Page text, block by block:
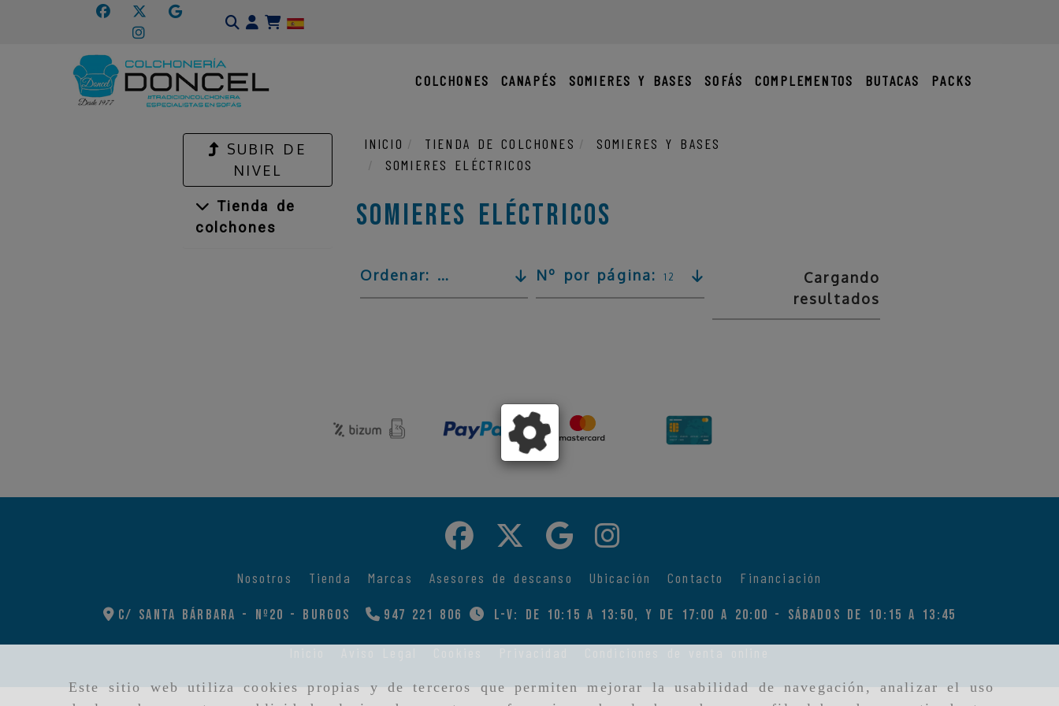
Este sitio web utiliza cookies propias y de terceros que permiten mejorar la usabilidad de navegación, analizar el uso
Identifícate
COLCHONES CANAPÉS SOMIERES Y BASES SOFÁS COMPLEMENTOS BUTACAS PACKS
SUBIR DE
NIVEL
Tienda de
colchones
INICIO TIENDA DE COLCHONES
SOMIERES Y BASES
SOMIERES ELÉCTRICOS
Somieres eléctricos
Ordenar:
Precio ascendente Nº por página: 12
Cargando
resultados
Nosotros Tienda Marcas Asesores de descanso Ubicación Contacto Financiación
C/ Santa Bárbara - Nº20 - Burgos 947 221 806 L-V: De 10:15 a 13:50, y de 17:00 a 20:00 - Sábados de 10:15 a 13:45